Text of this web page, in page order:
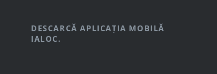
DESCARCĂ APLICAȚIA MOBILĂ
IALOC.